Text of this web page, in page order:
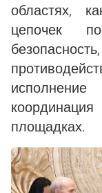
областях,
цепочек
исполнение
площадках.